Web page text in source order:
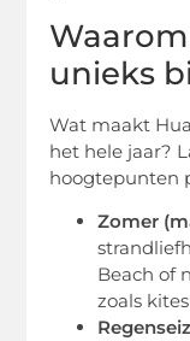
unieks
Wat maakt
het hele jaar?
hoogtepunten
Zomer
Beach of
zoals